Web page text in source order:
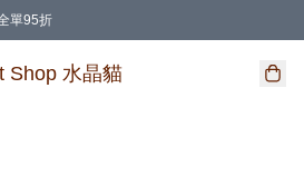
單95折
Shop 水晶貓